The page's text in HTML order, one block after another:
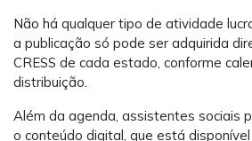
Não há qualquer tipo de atividade
a publicação só pode ser adquirida
CRESS de cada estado, conforme
distribuição.
Além da agenda, assistentes sociais
o conteúdo digital, que está disponível